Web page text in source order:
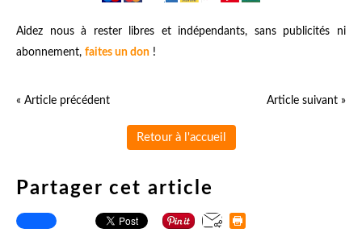
Aidez nous à rester libres et indépendants, sans publicités ni
abonnement, faites un don !
« Article précédent Article suivant »
Retour à l'accueil
Partager cet article